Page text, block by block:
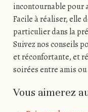
incontournable pour
Facile à réaliser, elle
particulier dans la
Suivez nos conseils
et réconfortante, et
soirées entre amis
Vous aimerez